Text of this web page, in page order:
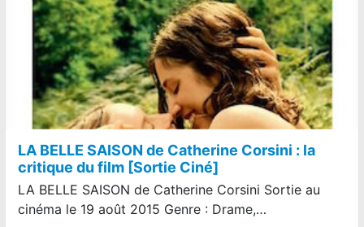
LA BELLE SAISON de Catherine Corsini : la
critique du film [Sortie Ciné]
LA BELLE SAISON de Catherine Corsini Sortie au
cinéma le 19 août 2015 Genre : Drame,…